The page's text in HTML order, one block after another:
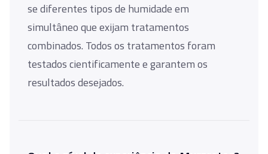
se diferentes tipos de humidade em
simultâneo que exijam tratamentos
combinados. Todos os tratamentos foram
testados cientificamente e garantem os
resultados desejados.